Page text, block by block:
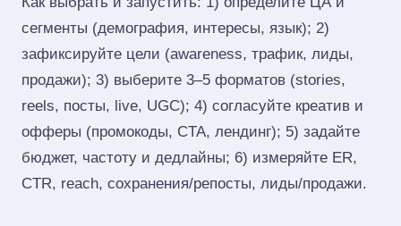
сегменты (демография, интересы, язык); 2)
зафиксируйте цели (awareness, трафик, лиды,
продажи); 3) выберите 3–5 форматов (stories,
reels, посты, live, UGC); 4) согласуйте креатив и
офферы (промокоды, CTA, лендинг); 5) задайте
бюджет, частоту и дедлайны; 6) измеряйте ER,
CTR, reach, сохранения/репосты, лиды/продажи.